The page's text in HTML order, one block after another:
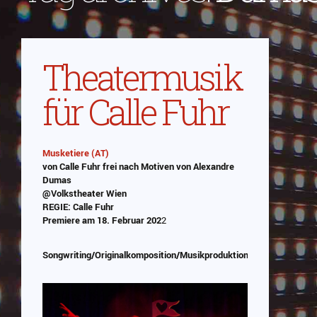
Theatermusik
für Calle Fuhr
Abspielen
Das Video wird von Youtube eingebettet
abespielt. Es gilt die
Musketiere (AT)
von Calle Fuhr frei nach Motiven von Alexandre
Dumas
@Volkstheater Wien
REGIE: Calle Fuhr
Premiere am 18. Februar 2022
Songwriting/Originalkomposition/Musikproduktion/Sounddesign/